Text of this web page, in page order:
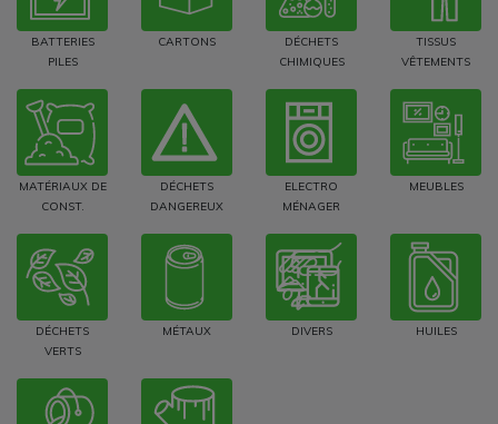
BATTERIES
PILES
CARTONS
DÉCHETS
CHIMIQUES
TISSUS
VÊTEMENTS
MATÉRIAUX DE
CONST.
DÉCHETS
DANGEREUX
ELECTRO
MÉNAGER
MEUBLES
DÉCHETS
VERTS
MÉTAUX DIVERS HUILES